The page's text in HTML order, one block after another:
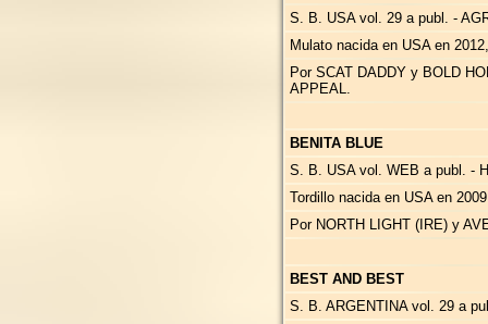
S. B. USA vol. 29 a publ. -
Mulato nacida en USA en
Por SCAT DADDY y BOLD
APPEAL.
BENITA BLUE
S. B. USA vol. WEB a publ. -
Tordillo nacida en USA en
Por NORTH LIGHT (IRE) y
BEST AND BEST
S. B. ARGENTINA vol. 29 a